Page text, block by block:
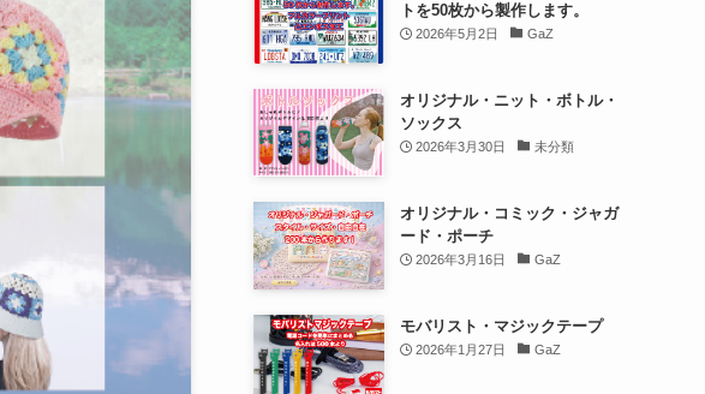
トを50枚から製作します。
2026年5月2日 GaZ
オリジナル・ニット・ボトル・
ソックス
2026年3月30日 未分類
オリジナル・コミック・ジャガ
ード・ポーチ
2026年3月16日 GaZ
モバリスト・マジックテープ
2026年1月27日 GaZ